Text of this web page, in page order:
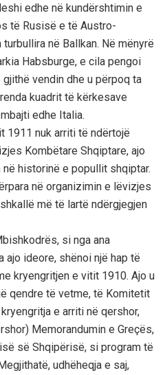
edhe në kundërshtimin e
të Rusisë e të Austro-
në Ballkan. Në mënyrë
Habsburge, e cila pengoi
vendin dhe u përpoq ta
kuadrit të kërkesave
edhe Italia.
1911 nuk arriti të ndërtojë
Kombëtare Shqiptare, ajo
historinë e popullit shqiptar.
në organizimin e lëvizjes
më të lartë ndërgjegjen
si nga ana
ajo ideore, shënoi një hap të
kryengritjen e vitit 1910. Ajo u
qendre të vetme, të Komitetit
e arriti në qershor,
Memorandumin e Greçës,
së Shqipërisë, si program të
udhëheqja e saj,